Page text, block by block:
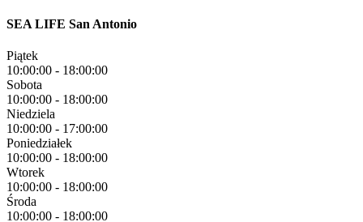
SEA LIFE San Antonio
Piątek
10:00:00 - 18:00:00
Sobota
10:00:00 - 18:00:00
Niedziela
10:00:00 - 17:00:00
Poniedziałek
10:00:00 - 18:00:00
Wtorek
10:00:00 - 18:00:00
Środa
10:00:00 - 18:00:00